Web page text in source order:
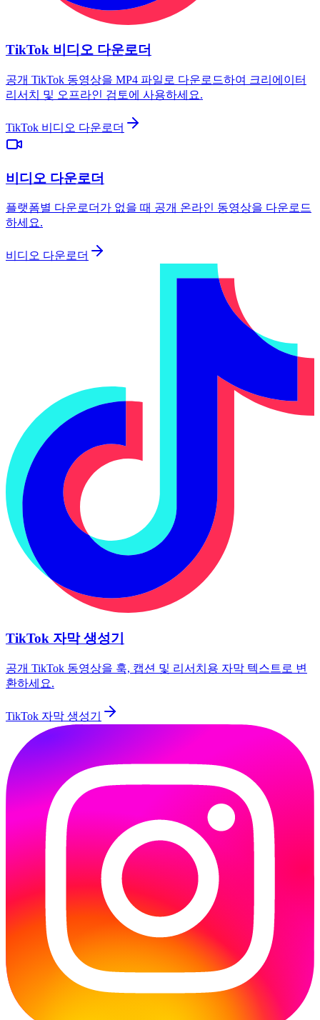
TikTok 비디오 다운로더
공개 TikTok 동영상을 MP4 파일로 다운로드하여 크리에이터
리서치 및 오프라인 검토에 사용하세요.
TikTok 비디오 다운로더
비디오 다운로더
플랫폼별 다운로더가 없을 때 공개 온라인 동영상을 다운로드
하세요.
비디오 다운로더
TikTok 자막 생성기
공개 TikTok 동영상을 훅, 캡션 및 리서치용 자막 텍스트로 변
환하세요.
TikTok 자막 생성기